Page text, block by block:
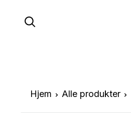
Hjem Alle produkter